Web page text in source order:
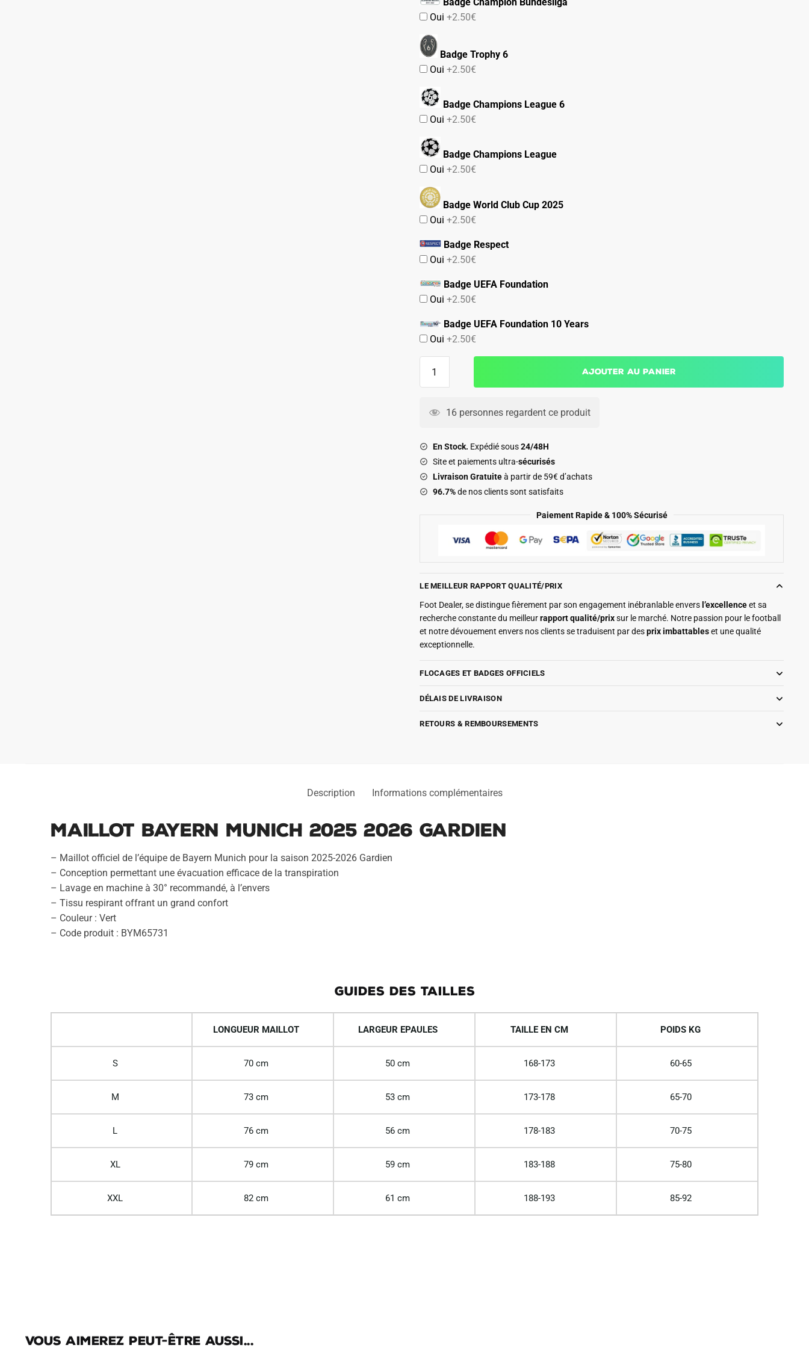
Oui+2.50€
Badge Trophy 6
Oui+2.50€
Badge Champions League 6
Oui+2.50€
Badge Champions League
Oui+2.50€
Badge World Club Cup 2025
Oui+2.50€
Badge Respect
Oui+2.50€
Badge UEFA Foundation
Oui+2.50€
Badge UEFA Foundation 10 Years
Oui+2.50€
Bayern
2026
Gardien
Ajouter au panier
16 personnes regardent ce produit
En Stock. Expédié sous24/48H
Site et paiements ultra-sécurisés
Livraison Gratuiteà partir de 59€ d’achats
96.7%de nos clients sont satisfaits
Paiement Rapide & 100% Sécurisé
LE MEILLEUR RAPPORT QUALITÉ/PRIX
Foot Dealer, se distingue fièrement par son engagement inébranlable envers l’excellenceet sa
recherche constante du meilleurrapport qualité/prixsur le marché. Notre passion pour le football
et notre dévouement envers nos clients se traduisent par desprix imbattableset une qualité
exceptionnelle.
FLOCAGES ET BADGES OFFICIELS
DÉLAIS DE LIVRAISON
RETOURS & REMBOURSEMENTS
Description Informations complémentaires
Maillot Bayern Munich 2025 2026 Gardien
– Maillot officiel de l’équipe de Bayern Munich pour la saison 2025-2026 Gardien
– Conception permettant une évacuation efficace de la transpiration
– Lavage en machine à 30° recommandé, à l’envers
– Tissu respirant offrant un grand confort
– Couleur : Vert
– Code produit : BYM65731
GUIDES DES TAILLES
LONGUEUR MAILLOT LARGEUR EPAULES TAILLE EN CM POIDS KG
S 70 cm 50 cm 168-173 60-65
M 73 cm 53 cm 173-178 65-70
L 76 cm 56 cm 178-183 70-75
XL 79 cm 59 cm 183-188 75-80
XXL 82 cm 61 cm 188-193 85-92
Vous aimerez peut-être aussi...